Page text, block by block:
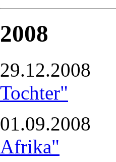
2008
29.12.2008
Tochter"
01.09.2008
Afrika"